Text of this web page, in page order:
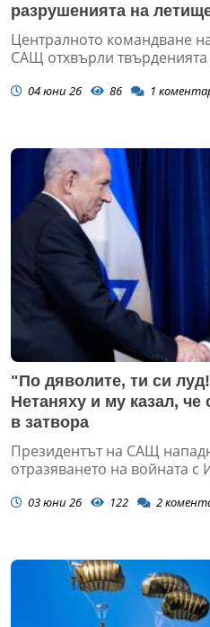
разрушенията на
Централното командване
САЩ отхвърли
04 юни 26 86 1
"По дяволите, ти си
Нетаняху и му казал, че
в затвора
Президентът на САЩ
отразяването на войната с
03 юни 26 122 2